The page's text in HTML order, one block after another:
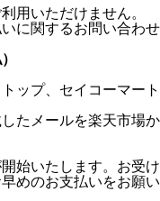
用いただけません。
に関するお問い合わせ
ップ、セイコーマート
たメールを楽天市場か
始いたします。お受け
めのお支払いをお願い